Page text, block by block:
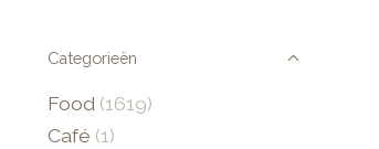
Categorieën
Food (1619)
Café (1)